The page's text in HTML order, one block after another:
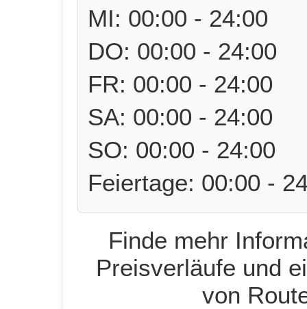
MI: 00:00 - 24:00
DO: 00:00 - 24:00
FR: 00:00 - 24:00
SA: 00:00 - 24:00
SO: 00:00 - 24:00
Feiertage: 00:00 -
Finde mehr
Preisverläufe und
von